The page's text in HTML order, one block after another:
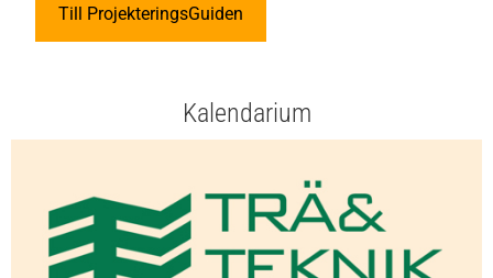
Till ProjekteringsGuiden
Kalendarium